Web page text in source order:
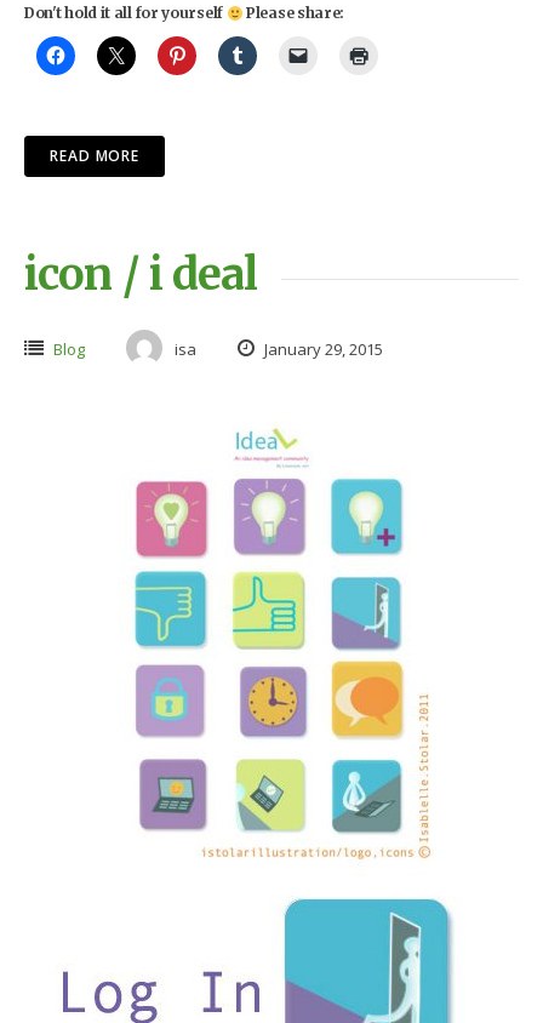
Don't hold it all for yourself Please share:
READ MORE
icon / i deal
Blog isa January 29, 2015